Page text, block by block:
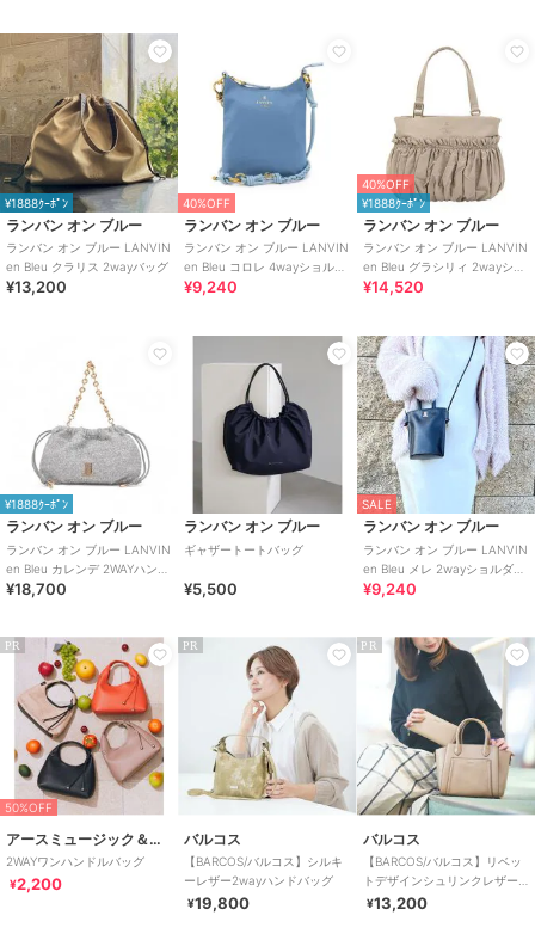
¥1888ｸｰﾎﾟﾝ
ランバン オン ブルー
ランバン オン ブルー LANVIN
en Bleu クラリス 2wayバッグ
¥13,200
40%OFF
ランバン オン ブルー
ランバン オン ブルー LANVIN
en Bleu コロレ 4wayショルダ
ーバッグ
¥9,240
40%OFF
¥1888ｸｰﾎﾟﾝ
ランバン オン ブルー
ランバン オン ブルー LANVIN
en Bleu グラシリィ 2wayショ
ルダーバッグ
¥14,520
¥1888ｸｰﾎﾟﾝ
ランバン オン ブルー
ランバン オン ブルー LANVIN
en Bleu カレンデ 2WAYハンド
バッグ
¥18,700
ランバン オン ブルー
ギャザートートバッグ
¥5,500
SALE
ランバン オン ブルー
ランバン オン ブルー LANVIN
en Bleu メレ 2wayショルダー
バッグ
¥9,240
PR
50%OFF
アースミュージック＆エコロジー
2WAYワンハンドルバッグ
¥2,200
PR
バルコス
【BARCOS/バルコス】シルキ
ーレザー2wayハンドバッグ
¥19,800
PR
バルコス
【BARCOS/バルコス】リベッ
トデザインシュリンクレザー
2wayハンドバッグ＆長財布セ
¥13,200